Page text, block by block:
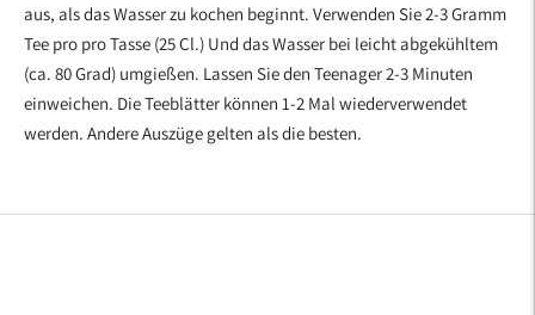
aus, als das Wasser zu kochen beginnt. Verwenden Sie 2-3 Gramm
Tee pro pro Tasse (25 Cl.) Und das Wasser bei leicht abgekühltem
(ca. 80 Grad) umgießen. Lassen Sie den Teenager 2-3 Minuten
einweichen. Die Teeblätter können 1-2 Mal wiederverwendet
werden. Andere Auszüge gelten als die besten.